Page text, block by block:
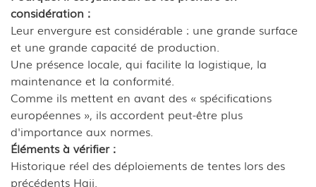
considération :
Leur envergure est considérable : une grande surface
et une grande capacité de production.
Une présence locale, qui facilite la logistique, la
maintenance et la conformité.
Comme ils mettent en avant des « spécifications
européennes », ils accordent peut-être plus
d'importance aux normes.
Éléments à vérifier :
Historique réel des déploiements de tentes lors des
précédents Hajj.